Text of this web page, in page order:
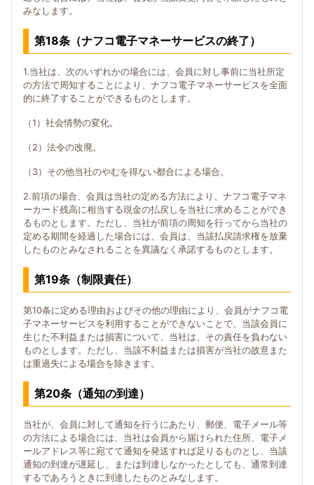
みなします。
第18条（ナフコ電子マネーサービスの終了）
1.当社は、次のいずれかの場合には、会員に対し事前に当社所定
の方法で周知することにより、ナフコ電子マネーサービスを全面
的に終了することができるものとします。
（1）社会情勢の変化。
（2）法令の改廃。
（3）その他当社のやむを得ない都合による場合。
2.前項の場合、会員は当社の定める方法により、ナフコ電子マネ
ーカード残高に相当する現金の払戻しを当社に求めることができ
るものとします。ただし、当社が前項の周知を行ってから当社の
定める期間を経過した場合には、会員は、当該払戻請求権を放棄
したものとみなされることを異議なく承諾するものとします。
第19条（制限責任）
第10条に定める理由およびその他の理由により、会員がナフコ電
子マネーサービスを利用することができないことで、当該会員に
生じた不利益または損害について、当社は、その責任を負わない
ものとします。ただし、当該不利益または損害が当社の故意また
は重過失による場合を除きます。
第20条（通知の到達）
当社が、会員に対して通知を行うにあたり、郵便、電子メール等
の方法による場合には、当社は会員から届けられた住所、電子メ
ールアドレス等に宛てて通知を発送すれば足りるものとし、当該
通知の到達が遅延し、または到達しなかったとしても、通常到達
するであろうときに到達したものとみなします。